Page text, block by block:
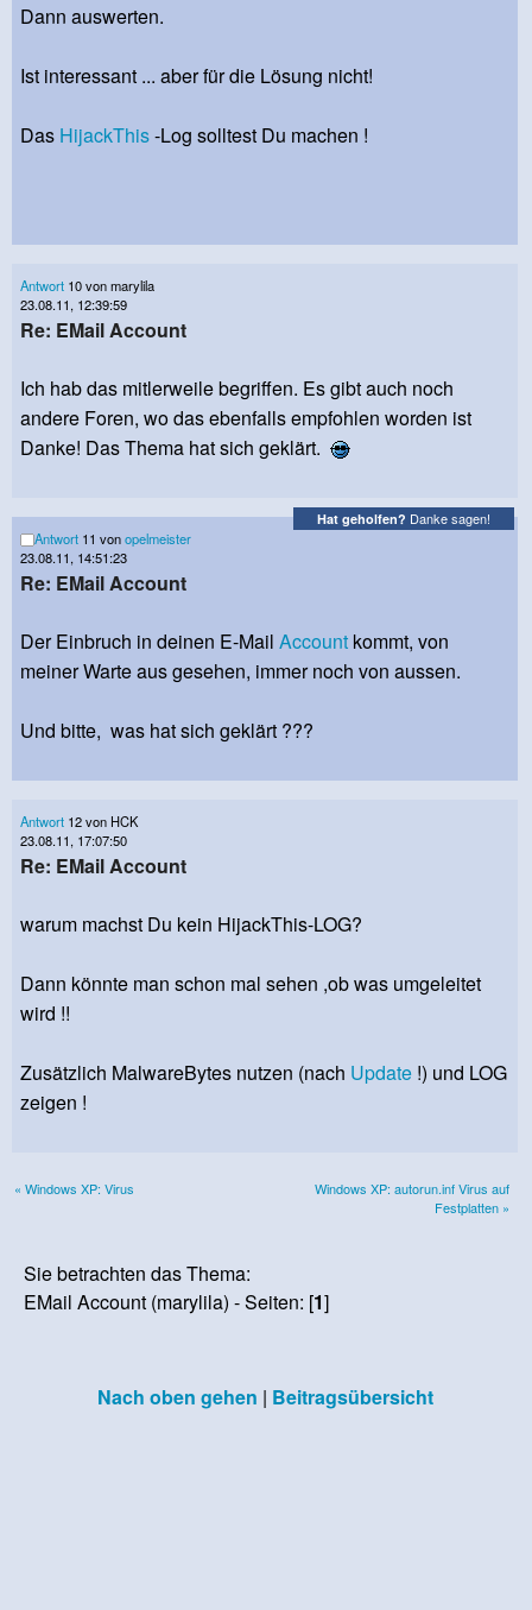
Dann auswerten.
Ist interessant ... aber für die Lösung nicht!
Das HijackThis-Log solltest Du machen !
Antwort 10 von marylila
23.08.11, 12:39:59
Re: EMail Account
Ich hab das mitlerweile begriffen. Es gibt auch noch
andere Foren, wo das ebenfalls empfohlen worden ist
Danke! Das Thema hat sich geklärt.
Hat geholfen? Danke sagen!
Antwort 11 vonopelmeister
23.08.11, 14:51:23
Re: EMail Account
Der Einbruch in deinen E-Mail Account kommt, von
meiner Warte aus gesehen, immer noch von aussen.
Und bitte, was hat sich geklärt ???
Antwort 12 von HCK
23.08.11, 17:07:50
Re: EMail Account
warum machst Du kein HijackThis-LOG?
Dann könnte man schon mal sehen ,ob was umgeleitet
wird !!
Zusätzlich MalwareBytes nutzen (nach Update !) und LOG
zeigen !
« Windows XP: Virus
Windows XP: autorun.inf Virus auf
Festplatten »
Sie betrachten das Thema:
EMail Account (marylila) - Seiten: [1]
Nach oben gehen | Beitragsübersicht